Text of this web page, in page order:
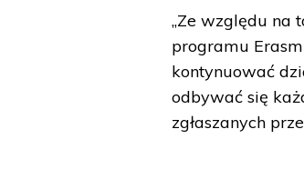
„Ze względu na
programu
kontynuować
odbywać się
zgłaszanych